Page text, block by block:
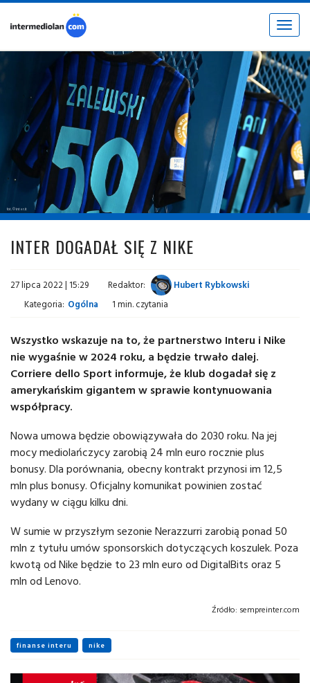
Toggle
fot. © inter.it
INTER DOGADAŁ SIĘ Z NIKE
27 lipca 2022 | 15:29 Redaktor:
Hubert Rybkowski
Kategoria: Ogólna 1 min. czytania
Wszystko wskazuje na to, że partnerstwo Interu i Nike
nie wygaśnie w 2024 roku, a będzie trwało dalej.
Corriere dello Sport informuje, że klub dogadał się z
amerykańskim gigantem w sprawie kontynuowania
współpracy.
Nowa umowa będzie obowiązywała do 2030 roku. Na jej
mocy mediolańczycy zarobią 24 mln euro rocznie plus
bonusy. Dla porównania, obecny kontrakt przynosi im 12,5
mln plus bonusy. Oficjalny komunikat powinien zostać
wydany w ciągu kilku dni.
W sumie w przyszłym sezonie Nerazzurri zarobią ponad 50
mln z tytułu umów sponsorskich dotyczących koszulek. Poza
kwotą od Nike będzie to 23 mln euro od DigitalBits oraz 5
mln od Lenovo.
Źródło: sempreinter.com
finanse interu nike